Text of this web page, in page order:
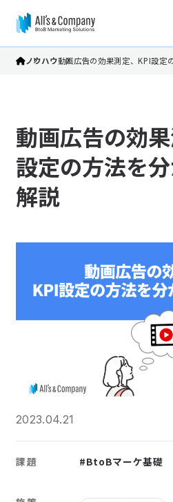
ノウハウ動画広告の効果測定、KPI設定
動画広告の効
設定の方法を
解説
2023.04.21
課題 #BtoBマーケ基礎